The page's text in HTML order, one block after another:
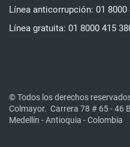
Línea anticorrupción: 01 8000
Línea gratuita: 01 8000 415
© Todos los derechos
Colmayor. Carrera 78 # 65 - 46
Medellín - Antioquia - Colombia